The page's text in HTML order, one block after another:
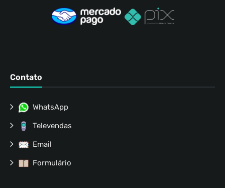
Contato
WhatsApp
Televendas
Email
Formulário